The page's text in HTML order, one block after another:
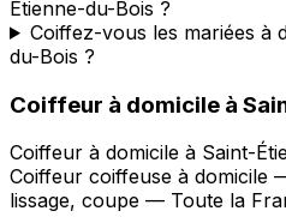
Étienne-du-Bois ?
Coiffez-vous les mariées à
du-Bois ?
Coiffeur à domicile à
Coiffeur à domicile à Saint-
Coiffeur coiffeuse à domicile
lissage, coupe — Toute la